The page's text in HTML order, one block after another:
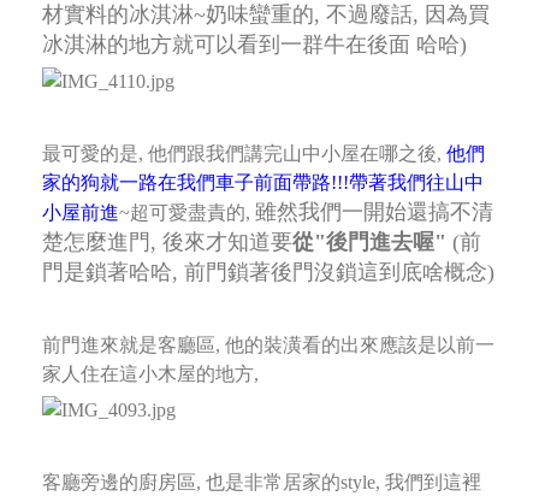
材實料的冰淇淋~奶味蠻重的, 不過廢話, 因為買
冰淇淋的地方就可以看到一群牛在後面 哈哈)
最可愛的是, 他們跟我們講完山中小屋在哪之後, 他們
家的狗就一路在我們車子前面帶路!!!帶著我們往山中
小屋前進~超可愛盡責的, 雖然我們一開始還搞不清
楚怎麼進門, 後來才知道要從"後門進去喔" (前
門是鎖著哈哈, 前門鎖著後門沒鎖這到底啥概念)
前門進來就是客廳區, 他的裝潢看的出來應該是以前一
家人住在這小木屋的地方,
客廳旁邊的廚房區, 也是非常居家的style, 我們到這裡